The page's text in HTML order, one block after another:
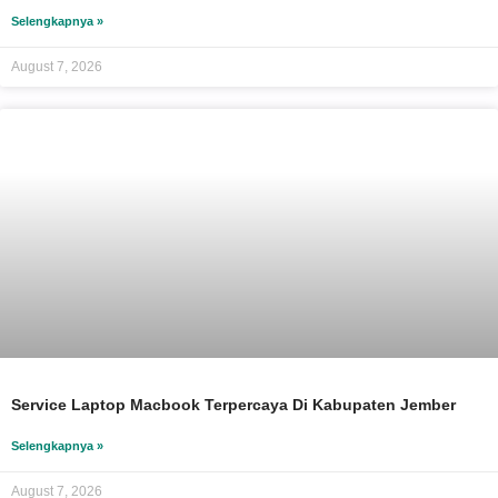
Selengkapnya »
August 7, 2026
Service Laptop Macbook Terpercaya Di Kabupaten Jember
Selengkapnya »
August 7, 2026